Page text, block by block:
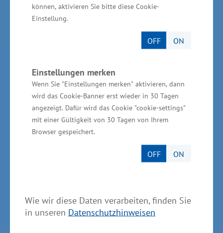
können, aktivieren Sie bitte diese Cookie-
Einstellung.
OFF ON
Einstellungen merken
Wenn Sie "Einstellungen merken" aktivieren, dann
wird das Cookie-Banner erst wieder in 30 Tagen
angezeigt. Dafür wird das Cookie "cookie-settings"
mit einer Gültigkeit von 30 Tagen von Ihrem
Browser gespeichert.
OFF ON
Wie wir diese Daten verarbeiten, finden Sie
in unseren Datenschutzhinweisen
BioCon Valley®GmbH
Landesförderinstitut Mecklenburg-Vorpommern
GSA - Gesellschaft für Struktur &
Arbeitsmarktentwicklung mbH
GründerMV
Nachfolgezentrale MV
Wirtschaftsnahe Institutionen und Kammern des